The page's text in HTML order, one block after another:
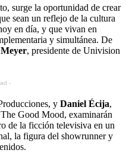
surge la oportunidad de crear
sean un reflejo de la cultura
en día, y que vivan en
y simultánea. De
, presidente de Univision
-
y Daniel Écija,
Good Mood, examinarán
de la ficción televisiva en un
la figura del showrunner y